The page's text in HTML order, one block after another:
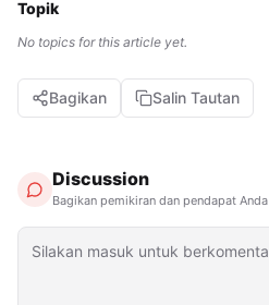
Topik
No topics for this article yet.
Bagikan Salin Tautan
Discussion
Bagikan pemikiran dan pendapat Anda